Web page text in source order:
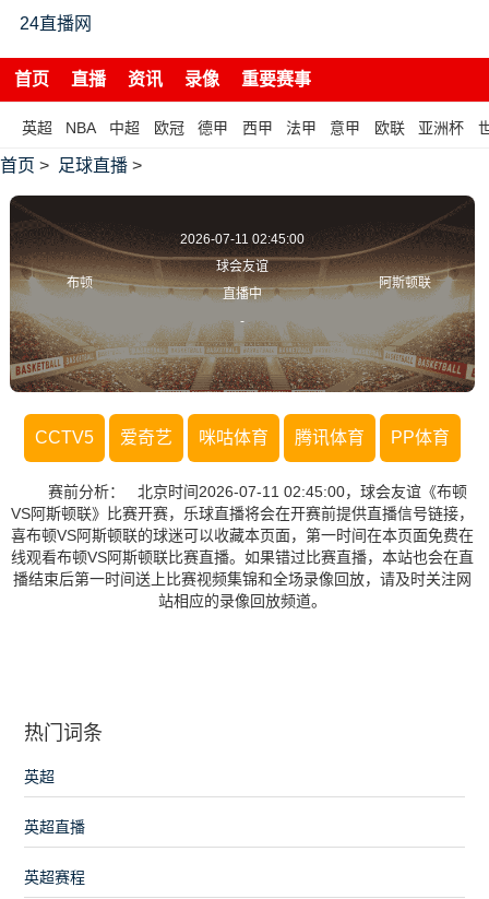
24直播网
首页 直播 资讯 录像 重要赛事
英超 NBA 中超 欧冠 德甲 西甲 法甲 意甲 欧联 亚洲杯
首页 > 足球直播 >
布顿
2026-07-11 02:45:00
球会友谊
直播中
-
阿斯顿联
CCTV5 爱奇艺 咪咕体育 腾讯体育 PP体育
赛前分析： 北京时间2026-07-11 02:45:00，球会友谊《布顿
VS阿斯顿联》比赛开赛，乐球直播将会在开赛前提供直播信号链接，
喜布顿VS阿斯顿联的球迷可以收藏本页面，第一时间在本页面免费在
线观看布顿VS阿斯顿联比赛直播。如果错过比赛直播，本站也会在直
播结束后第一时间送上比赛视频集锦和全场录像回放，请及时关注网
站相应的录像回放频道。
热门词条
英超
英超直播
英超赛程